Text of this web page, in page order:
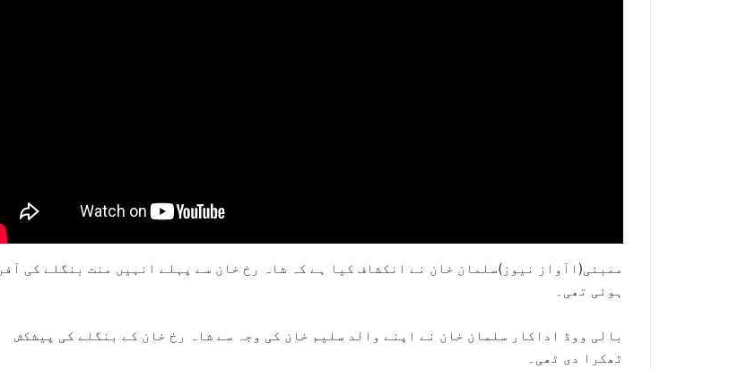
ممبئی(اآواز نیوز)سلمان خان نے انکشاف کیا ہے کہ شاہ رخ خان سے پہلے انہیں منت بنگلے کی آفر
ہوئی تھی۔
بالی ووڈ اداکار سلمان خان نے اپنے والد سلیم خان کی وجہ سے شاہ رخ خان کے بنگلے کی پیشکش
ٹھکرا دی تھی۔